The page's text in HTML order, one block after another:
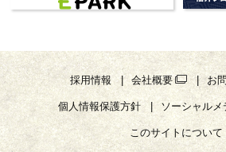
採用情報 会社概要 お
個人情報保護方針 ソーシャルメ
このサイトについて